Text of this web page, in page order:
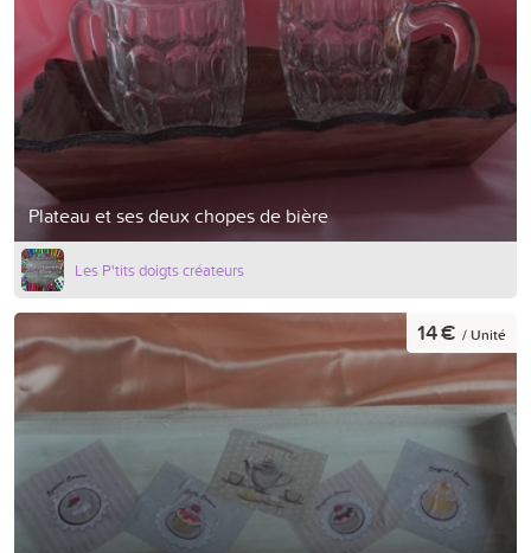
Plateau et ses deux chopes de bière
Les P'tits doigts créateurs
14 € / Unité